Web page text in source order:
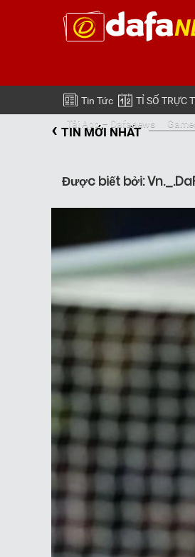
Tin Tức TỈ SỐ TRỰC
Tải App – Dafanews
‹ TIN MỚI NHẤT
Được biết bởi: